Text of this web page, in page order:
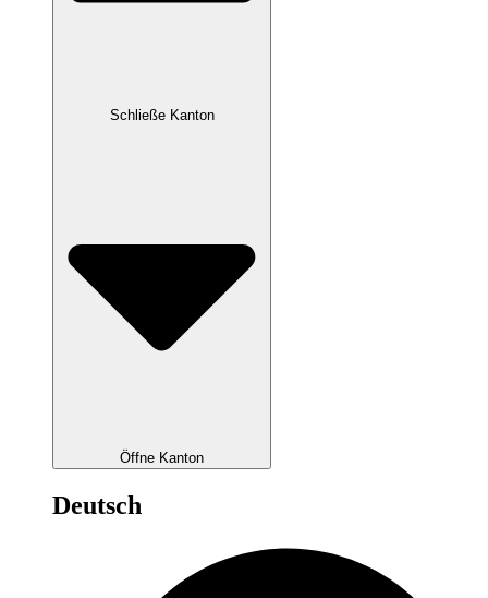
Schließe Kanton
Öffne Kanton
Deutsch